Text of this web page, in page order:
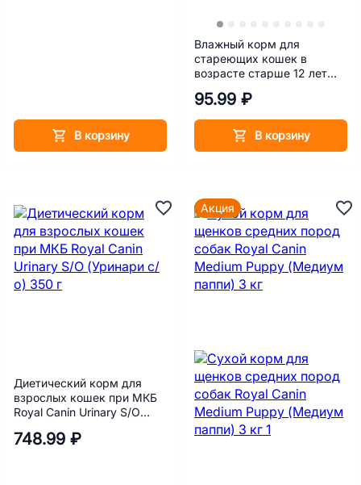
В корзину
Влажный корм для
стареющих кошек в
возрасте старше 12 лет
(Эйджинг 12+) Кусочки в
cоусе 85 г
95.99 ₽
В корзину
Диетический корм для
взрослых кошек при МКБ
Royal Canin Urinary S/O
748.99 ₽
Акция